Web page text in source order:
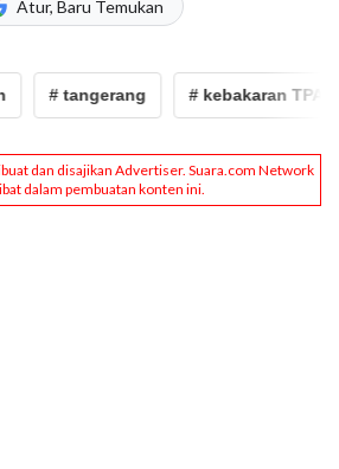
Atur, Baru Temukan
# tangerang # kebakaran TPA